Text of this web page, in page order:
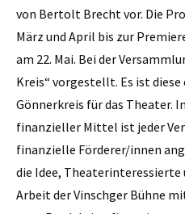
von Bertolt Brecht vor. Die
März und April bis zur
am 22. Mai. Bei der
Kreis“ vorgestellt. Es ist diese
Gönnerkreis für das Theater.
finanzieller Mittel ist jeder
finanzielle Förderer/innen
die Idee, Theater­interessierte
Arbeit der Vinschger Bühne